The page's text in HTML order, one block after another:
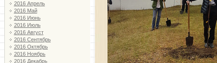
2016 Апрель
2016 Май
2016 Июнь
2016 Июль
2016 Август
2016 Сентябрь
2016 Октябрь
2016 Ноябрь
2016 Декабрь